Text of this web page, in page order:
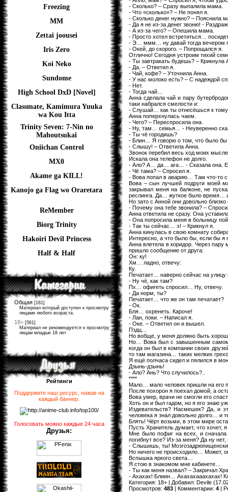
Freezing
ММ
Zettai joousei
Iris Zero
Koi Neko
Sundome
High School DxD [Novel]
Classmate, Kamimura Yuuka
wa Kou Itta
Trinity Seven: 7-Nin no
Mahoutsukai
Oniichan Control
MX0
Akame ga KILL!
Kanojo ga Flag wo Oraretara
ReMember
Biorg Trinity
Hakoiri Devil Princess
Half & Half
Общая [161]
Материал который доступен к просмотру
лицами любого возраста.
18+ [561]
Материал не рекомендуется к просмотру
лицам младше 18 лет
Рейтинги
Поддержите наш ресурс, нажав на
каждый баннер
Голосовать можно каждые 24 часа
Друзья:
- Сколько? – Сразу выпалила мама.
- Что «сколько»? – Не понял я.
- Сколько денег нужно? – Пояснила
- Да я не из-за денег звоню! -
- А из-за чего? – Опешила мама.
- Просто хотел встретиться…
- Э… ммм… ну давай тогда вечером
- Окей, до скорого. – Попрощался я.
Отлично! Сегодня устроим тихий
- Ты завтракать будешь? – Крикнула
- Да. – Ответил я.
- Чай, кофе? – Уточнила Анна.
- У нас молоко есть? – С надеждой
- Нет.
- Тогда чай…
Анна сделала чай и пару
таки набрался смелости и:
- Слушай… как ты отнесёшься к
Анна поперхнулась чаем.
- Чего? – Переспросила она.
- Ну, там… семья… - Неуверенно
- Ты чё городишь?
- Блин… Я говорю о том, что было бы
- Слышу! – Ответила Анна.
Звонок перебил весь ход моих
Искала она телефон не долго.
- Ало? А… да… ага… - Сказала она.
- Чё тама? – Спросил я.
- Вова попал в аварию… Там что-то
Вова – сын лучшей подруги моей
закрывал меня на балконе, не
реслинга. Да… жуткое было время…
Но зато с Анной они довольно
- Почему она тебе звонила? –
Анна ответила не сразу. Она
- Она попросила меня в больницу
- Так ты сейчас… э! – Крикнул я.
Анна кинулась в свою комнату
Интересно, а что было бы, если бы я
Анна влетела в коридор. Через
пришло сообщение от друга:
Он: ку!
Хм… ладно, отвечу:
Ку.
Печатает… наверно сейчас на улицу
- Ну чё, как там?
Пх… офигеть спросил… Ну, отвечу.
- Да норм, ты?
Печатает… что же он там печатает?
- Ок.
Бля… охренеть. Кароче!
- Лан, поки. – Написал я.
- Оке. – Ответил он и вышел.
Пздц…
Но вобще, у меня должно быть
Но… Вова был с завышенным
когда он был в компании своих
то там магазина… таких мелких
Я ещё полчаса сидел и пялился в
Дзынь-дзынь!
- Ало? Ань? Что случилось?..
****
Мало… мало человек пришли на
После похорон я поехал домой, а
Вова умер, врачи не смогли его
Хоть он и был гадом, но я его знаю
Издевательств? Насмешек? Да, и
человека я знал довольно долго… и
Блять! Чёрт возьми, в этом мире
Пусть Хранитель думает, что хочет,
Мне было пофиг на всех, и
погибнут все? Из-за меня? Да ну нет,
- Слышишь, ты!
Но ничего не происходило… Может,
Вспышка яркого света…
Я стою в знакомом мне кабинете…
- Ты как меня назвал? – Закричал
- Ахахах! Блиин… Ахахахааахахах!
Категория: 18+ | Добавил: Devile
Просмотров: 483 | Комментарии: 4 |